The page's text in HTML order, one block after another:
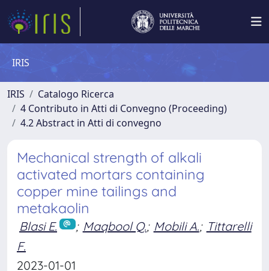
IRIS
IRIS
Catalogo Ricerca
4 Contributo in Atti di Convegno (Proceeding)
4.2 Abstract in Atti di convegno
Mechanical strength of alkali
activated mortars containing
copper mine tailings and
metakaolin
Blasi E. ; Maqbool Q.; Mobili A.; Tittarelli
F.
2023-01-01